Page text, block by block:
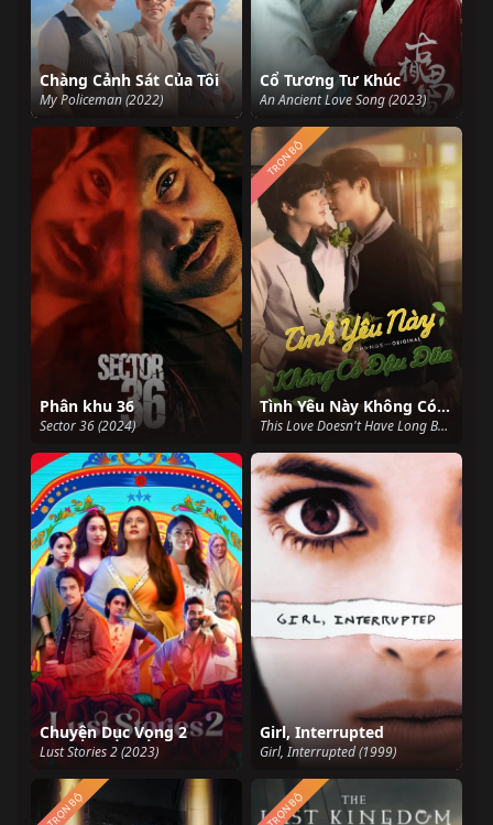
Chàng Cảnh Sát Của Tôi
My Policeman (2022)
Cổ Tương Tư Khúc
An Ancient Love Song (2023)
Phân khu 36​
Sector 36 (2024)
Tình Yêu Này Không Có Đậu Đũa
This Love Doesn't Have Long Beans (2024)
TRỌN BỘ
Chuyện Dục Vọng 2
Lust Stories 2 (2023)
Girl, Interrupted
Girl, Interrupted (1999)
TRỌN BỘ TRỌN BỘ